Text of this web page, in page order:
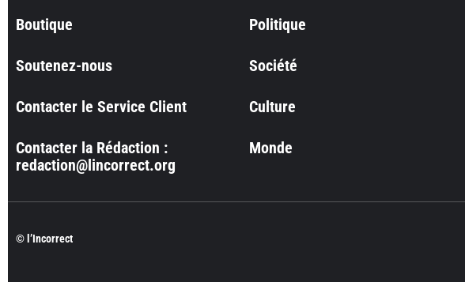
Boutique
Soutenez-nous
Contacter le Service Client
Contacter la Rédaction :
redaction@lincorrect.org
Politique
Société
Culture
Monde
© l’Incorrect